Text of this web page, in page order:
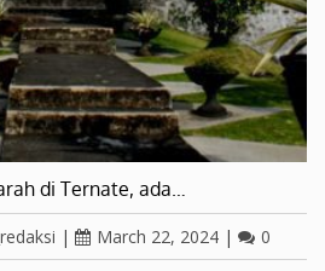
di Ternate, ada…
| March 22, 2024 | 0